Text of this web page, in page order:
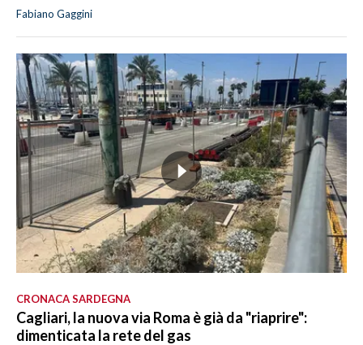
Fabiano Gaggini
CRONACA SARDEGNA
Cagliari, la nuova via Roma è già da "riaprire":
dimenticata la rete del gas